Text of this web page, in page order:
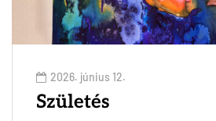
2026. június 12.
Születés